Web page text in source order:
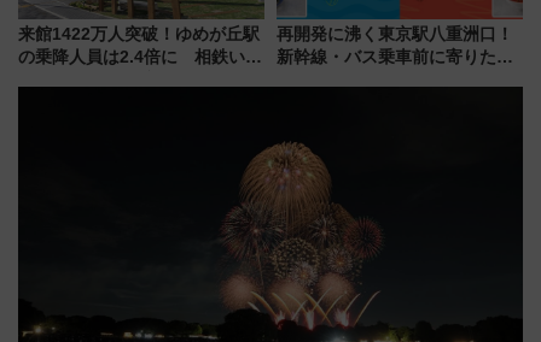
来館1422万人突破！ゆめが丘駅
の乗降人員は2.4倍に 相鉄いず
再開発に沸く東京駅八重洲口！
新幹線・バス乗車前に寄りたい